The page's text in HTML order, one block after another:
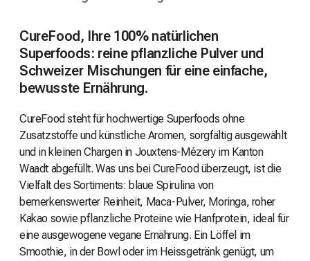
CureFood, Ihre 100% natürlichen
Superfoods: reine pflanzliche Pulver und
Schweizer Mischungen für eine einfache,
bewusste Ernährung.
CureFood steht für hochwertige Superfoods ohne
Zusatzstoffe und künstliche Aromen, sorgfältig ausgewählt
und in kleinen Chargen in Jouxtens-Mézery im Kanton
Waadt abgefüllt. Was uns bei CureFood überzeugt, ist die
Vielfalt des Sortiments: blaue Spirulina von
bemerkenswerter Reinheit, Maca-Pulver, Moringa, roher
Kakao sowie pflanzliche Proteine wie Hanfprotein, ideal für
eine ausgewogene vegane Ernährung. Ein Löffel im
Smoothie, in der Bowl oder im Heissgetränk genügt, um